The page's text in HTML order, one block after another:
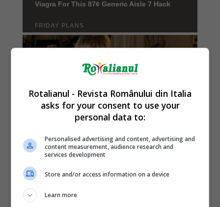
Rotalianul - Revista Românului din Italia
asks for your consent to use your
personal data to:
Personalised advertising and content, advertising and
content measurement, audience research and
services development
Store and/or access information on a device
Learn more